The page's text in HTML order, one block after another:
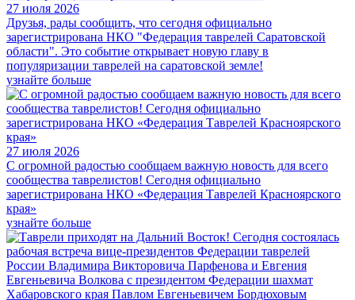
27 июля 2026
Друзья, рады сообщить, что сегодня официально
зарегистрирована НКО "Федерация таврелей Саратовской
области". Это событие открывает новую главу в
популяризации таврелей на саратовской земле!
узнайте больше
27 июля 2026
С огромной радостью сообщаем важную новость для всего
сообщества таврелистов! Сегодня официально
зарегистрирована НКО «Федерация Таврелей Красноярского
края»
узнайте больше